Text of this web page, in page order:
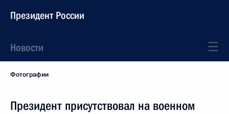
Президент России
Новости
Фотографии
Президент присутствовал на военном